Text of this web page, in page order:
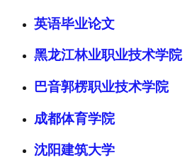
英语毕业论文
黑龙江林业职业技术学院
巴音郭楞职业技术学院
成都体育学院
沈阳建筑大学